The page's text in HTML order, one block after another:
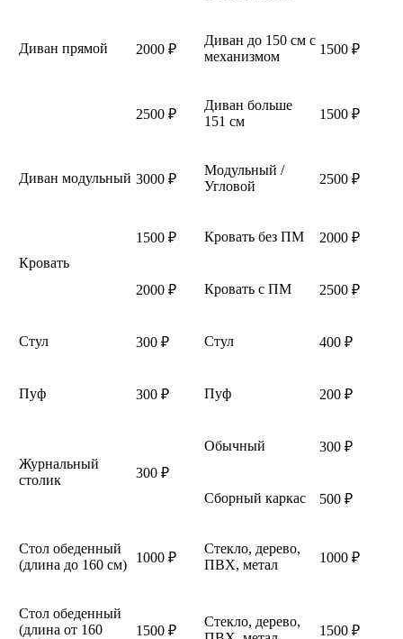
Диван прямой 2000 ₽
Диван до 150 см с
механизмом
1500 ₽
2500 ₽
Диван больше
151 см
1500 ₽
Диван модульный 3000 ₽
Модульный /
Угловой
2500 ₽
Кровать
1500 ₽ Кровать без ПМ 2000 ₽
2000 ₽ Кровать с ПМ 2500 ₽
Стул 300 ₽ Стул 400 ₽
Пуф 300 ₽ Пуф 200 ₽
Журнальный
столик
300 ₽
Обычный 300 ₽
Сборный каркас 500 ₽
Стол обеденный
(длина до 160 см)
1000 ₽
Стекло, дерево,
ПВХ, метал
1000 ₽
Стол обеденный
(длина от 160
1500 ₽
Стекло, дерево,
1500 ₽